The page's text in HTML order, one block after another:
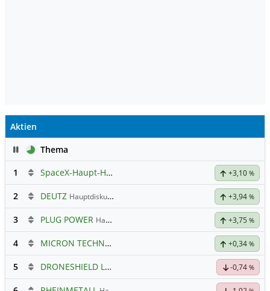
Aktien
PauseThema
1
SpaceX-Haupt-Hauptforum +3,10 %
2 DEUTZ Hauptdiskussion +3,94 %
3 PLUG POWER Hauptdiskussion +3,75 %
4 MICRON TECHNOLOGY +0,34 %
5 DRONESHIELD LTD -0,74 %